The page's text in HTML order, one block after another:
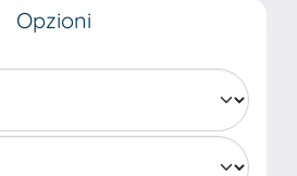
Opzioni